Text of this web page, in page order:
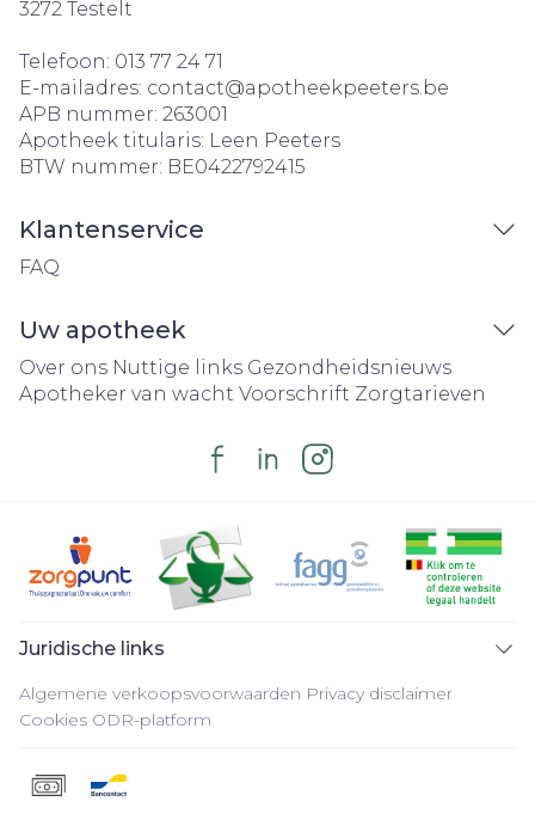
3272 Testelt
Telefoon: 013 77 24 71
E-mailadres: contact@apotheekpeeters.be
APB nummer: 263001
Apotheek titularis: Leen Peeters
BTW nummer: BE0422792415
Klantenservice
FAQ
Uw apotheek
Over ons Nuttige links Gezondheidsnieuws
Apotheker van wacht Voorschrift Zorgtarieven
Juridische links
Algemene verkoopsvoorwaarden Privacy disclaimer
Cookies ODR-platform